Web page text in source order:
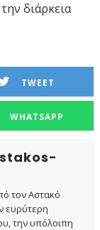
διάρκεια
TWEET
WHATSAPP
τον Αστακό
ευρύτερη
την υπόλοιπη